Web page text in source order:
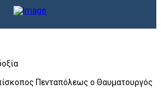
Πενταπόλεως ο Θαυματουργός